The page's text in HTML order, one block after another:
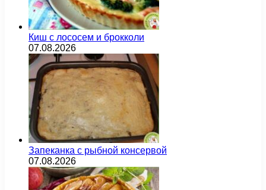
Киш с лососем и брокколи
07.08.2026
Запеканка с рыбной консервой
07.08.2026